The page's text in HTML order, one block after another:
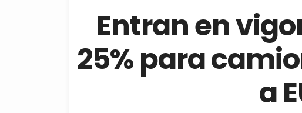
Entran en
25% para
a